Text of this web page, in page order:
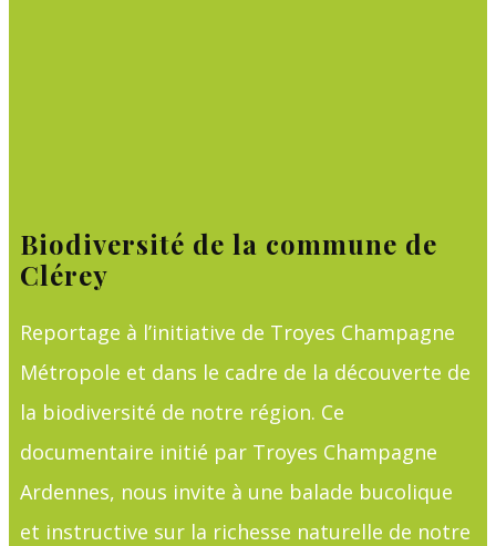
Biodiversité de la commune de
Clérey
Reportage à l’initiative de Troyes Champagne
Métropole et dans le cadre de la découverte de
la biodiversité de notre région. Ce
documentaire initié par Troyes Champagne
Ardennes, nous invite à une balade bucolique
et instructive sur la richesse naturelle de notre